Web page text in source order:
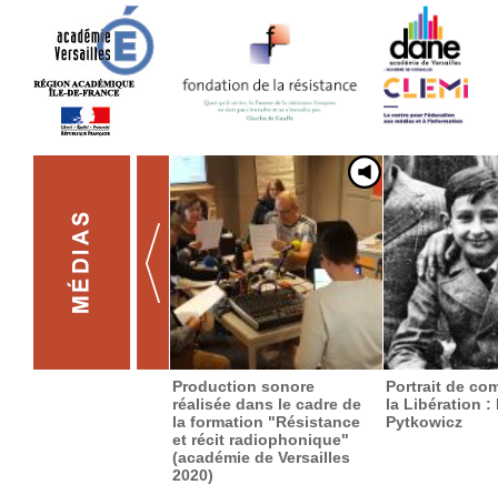
Production sonore
réalisée dans le cadre de
la formation "Résistance
et récit radiophonique"
(académie de Versailles
2020)
Portrait de
la Libération :
Pytkowicz